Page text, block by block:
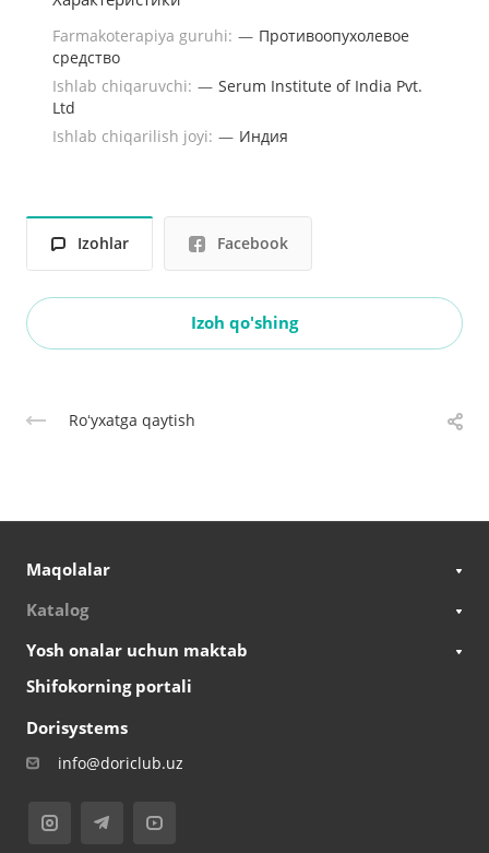
Farmakoterapiya guruhi: — Противоопухолевое
средство
Ishlab chiqaruvchi: — Serum Institute of India Pvt.
Ltd
Ishlab chiqarilish joyi: — Индия
Izohlar Facebook
Izoh qo'shing
Roʻyxatga qaytish
Maqolalar
Katalog
Yosh onalar uchun maktab
Shifokorning portali
Dorisystems
info@doriclub.uz